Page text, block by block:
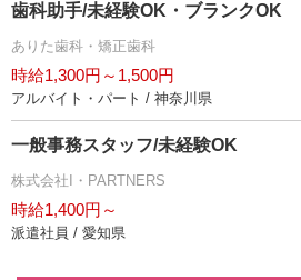
歯科助手/未経験OK・ブランクOK
ありた歯科・矯正歯科
時給1,300円～1,500円
アルバイト・パート / 神奈川県
一般事務スタッフ/未経験OK
株式会社I・PARTNERS
時給1,400円～
派遣社員 / 愛知県